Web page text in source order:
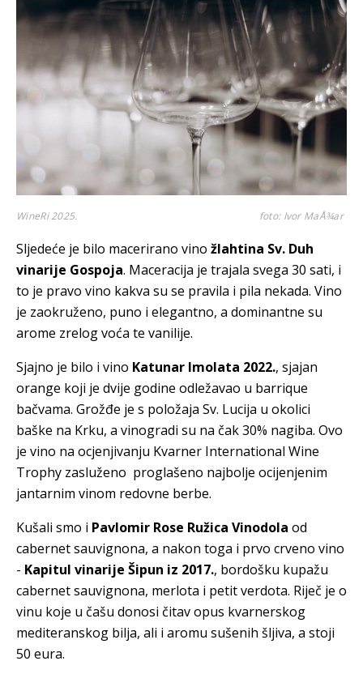
WineRi 2025. foto: Ivor MaÅ¾ar
Sljedeće je bilo macerirano vino žlahtina Sv. Duh
vinarije Gospoja. Maceracija je trajala svega 30 sati, i
to je pravo vino kakva su se pravila i pila nekada. Vino
je zaokruženo, puno i elegantno, a dominantne su
arome zrelog voća te vanilije.
Sjajno je bilo i vino Katunar Imolata 2022., sjajan
orange koji je dvije godine odležavao u barrique
bačvama. Grožđe je s položaja Sv. Lucija u okolici
baške na Krku, a vinogradi su na čak 30% nagiba. Ovo
je vino na ocjenjivanju Kvarner International Wine
Trophy zasluženo proglašeno najbolje ocijenjenim
jantarnim vinom redovne berbe.
Kušali smo i Pavlomir Rose Ružica Vinodola od
cabernet sauvignona, a nakon toga i prvo crveno vino
- Kapitul vinarije Šipun iz 2017., bordošku kupažu
cabernet sauvignona, merlota i petit verdota. Riječ je o
vinu koje u čašu donosi čitav opus kvarnerskog
mediteranskog bilja, ali i aromu sušenih šljiva, a stoji
50 eura.